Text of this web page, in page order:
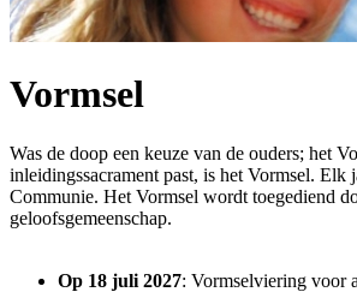
Vormsel
Was de doop een keuze van de ouders; het
inleidingssacrament past, is het Vormsel.
Communie. Het Vormsel wordt toegediend
geloofsgemeenschap.
Op 18 juli 2027: Vormselviering voor